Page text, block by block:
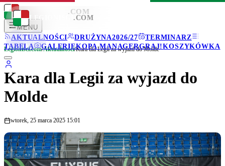
LEGIONISCI .COM
MENU
AKTUALNOŚCI
DRUŻYNA2026/27
TERMINARZ
TABELA
GALERIEKOPA MANAGERGRAJ!KOSZYKÓWKA
LEGIONISCI .COM
Legionisci.com/Aktualności/Kara dla Legii za wyjazd do Molde
Kara dla Legii za wyjazd do
Molde
wtorek, 25 marca 2025 15:01